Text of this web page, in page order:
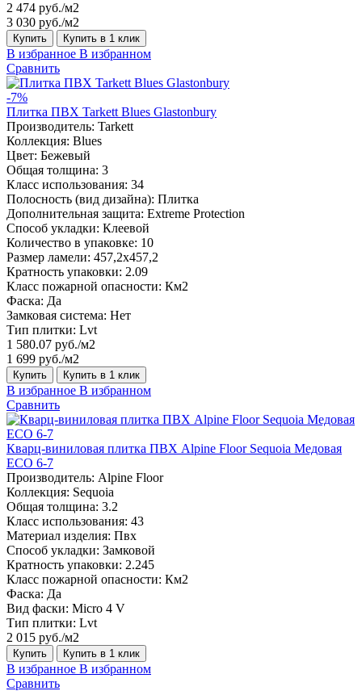
2 474 руб./м2
3 030 руб./м2
Купить Купить в 1 клик
В избранное В избранном
Сравнить
-7%
Плитка ПВХ Tarkett Blues Glastonbury
Производитель: Tarkett
Коллекция: Blues
Цвет: Бежевый
Общая толщина: 3
Класс использования: 34
Полосность (вид дизайна): Плитка
Дополнительная защита: Extreme Protection
Способ укладки: Клеевой
Количество в упаковке: 10
Размер ламели: 457,2х457,2
Кратность упаковки: 2.09
Класс пожарной опасности: Км2
Фаска: Да
Замковая система: Нет
Тип плитки: Lvt
1 580.07 руб./м2
1 699 руб./м2
Купить Купить в 1 клик
В избранное В избранном
Сравнить
Кварц-виниловая плитка ПВХ Alpine Floor Sequoia Медовая
ECO 6-7
Производитель: Alpine Floor
Коллекция: Sequoia
Общая толщина: 3.2
Класс использования: 43
Материал изделия: Пвх
Способ укладки: Замковой
Кратность упаковки: 2.245
Класс пожарной опасности: Км2
Фаска: Да
Вид фаски: Micro 4 V
Тип плитки: Lvt
2 015 руб./м2
Купить Купить в 1 клик
В избранное В избранном
Сравнить